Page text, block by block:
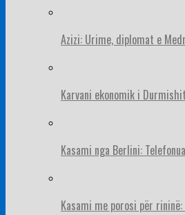
Azizi: Urime, diplomat e
Karvani ekonomik i
Kasami nga Berlini:
Kasami me porosi për